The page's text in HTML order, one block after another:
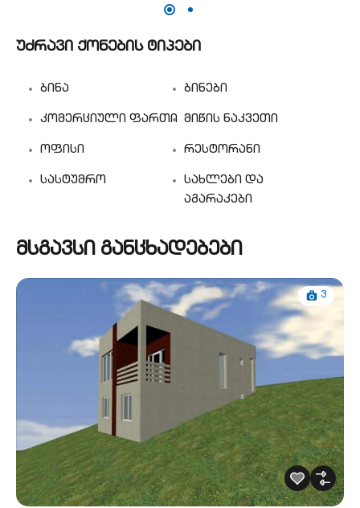
უძრავი ქონების ტიპები
ბინა ბინები
კომერციული ფართი მიწის ნაკვეთი
ოფისი რესტორანი
სასტუმრო
სახლები და
აგარაკები
მსგავსი განცხადებები
3